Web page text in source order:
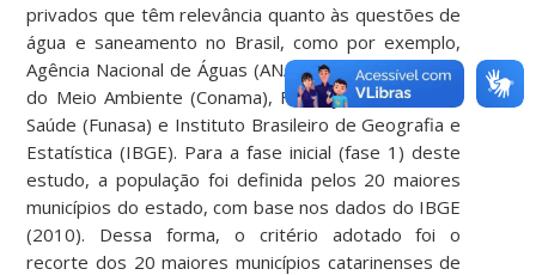
privados que têm relevância quanto às questões de
água e saneamento no Brasil, como por exemplo,
Agência Nacional de Águas (ANA), Conselho Nacional
do Meio Ambiente (Conama), Fundação Nacional da
Saúde (Funasa) e Instituto Brasileiro de Geografia e
Estatística (IBGE). Para a fase inicial (fase 1) deste
estudo, a população foi definida pelos 20 maiores
municípios do estado, com base nos dados do IBGE
(2010). Dessa forma, o critério adotado foi o
recorte dos 20 maiores municípios catarinenses de